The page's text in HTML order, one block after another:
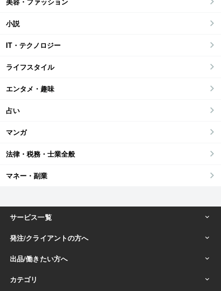
小説
IT・テクノロジー
ライフスタイル
エンタメ・趣味
占い
マンガ
法律・税務・士業全般
マネー・副業